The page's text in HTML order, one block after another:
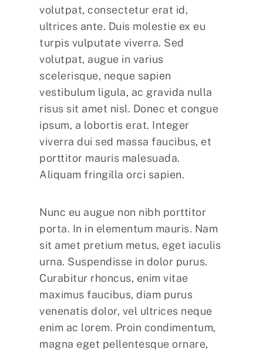
volutpat, consectetur erat id,
ultrices ante. Duis molestie ex eu
turpis vulputate viverra. Sed
volutpat, augue in varius
scelerisque, neque sapien
vestibulum ligula, ac gravida nulla
risus sit amet nisl. Donec et congue
ipsum, a lobortis erat. Integer
viverra dui sed massa faucibus, et
porttitor mauris malesuada.
Aliquam fringilla orci sapien.
Nunc eu augue non nibh porttitor
porta. In in elementum mauris. Nam
sit amet pretium metus, eget iaculis
urna. Suspendisse in dolor purus.
Curabitur rhoncus, enim vitae
maximus faucibus, diam purus
venenatis dolor, vel ultrices neque
enim ac lorem. Proin condimentum,
magna eget pellentesque ornare,